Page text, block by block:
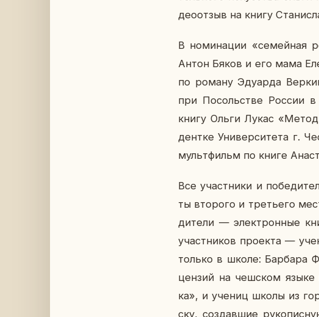
део­от­зыв на книгу
В но­ми­на­ции «се­мей­ная
Антон Бяков и его мама
по роману Эду­ар­да
при По­соль­стве России
книгу Ольги Лукас
дент­ке Уни­вер­си­те­та г.
мульт­фильм по книге
Все участ­ни­ки и
ты вто­ро­го и тре­тье­го
ди­те­ли — элек­трон­ные
участ­ни­ков про­ек­та —
только в школе: Бар­ба­ра
цен­зий на чеш­ском
ка», и учениц школы из
ску, со­здав­шие